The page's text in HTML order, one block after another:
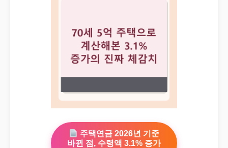
주택연금 2026년 기준
바뀐 점, 수령액 3.1% 증가